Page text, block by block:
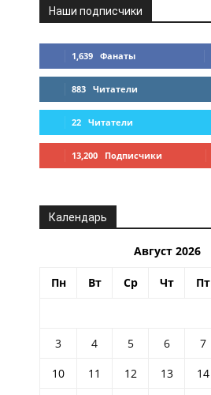
Наши подписчики
1,639 Фанаты
883 Читатели
22 Читатели
13,200 Подписчики
Календарь
Август 2026
Пн Вт Ср Чт Пт
3
4 5 6 7
10
11 12 13 14